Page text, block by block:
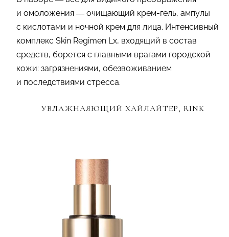
и омоложения — очищающий крем-гель, ампулы
с кислотами и ночной крем для лица. Интенсивный
комплекс Skin Regimen Lx, входящий в состав
средств, борется с главными врагами городской
кожи: загрязнениями, обезвоживанием
и последствиями стресса.
УВЛАЖНАЯЮЩИЙ ХАЙЛАЙТЕР, RINK